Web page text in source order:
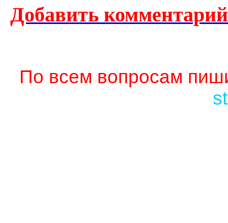
Добавить
По всем вопросам